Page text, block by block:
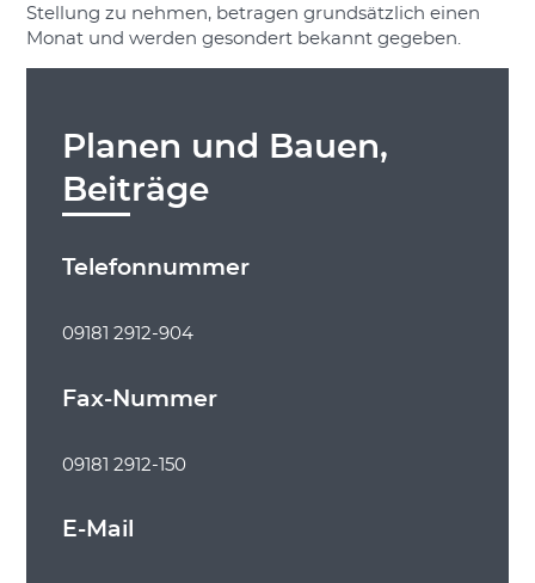
Stellung zu nehmen, betragen grundsätzlich einen
Monat und werden gesondert bekannt gegeben.
Planen und Bauen,
Beiträge
Telefonnummer
09181 2912-904
Fax-Nummer
09181 2912-150
E-Mail